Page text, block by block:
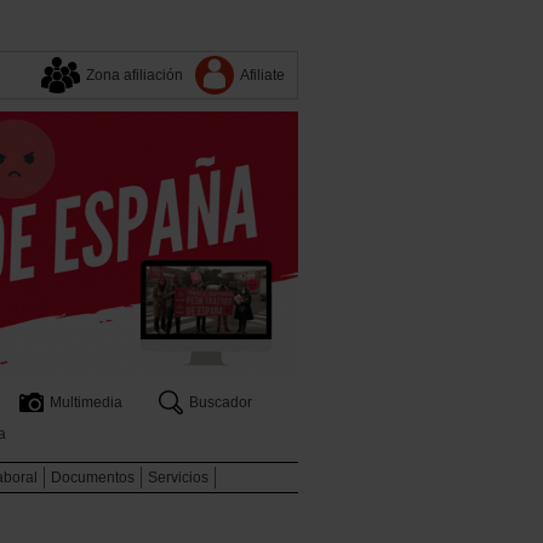
Zona afiliación Afiliate
Multimedia
Buscador
Documentos Servicios